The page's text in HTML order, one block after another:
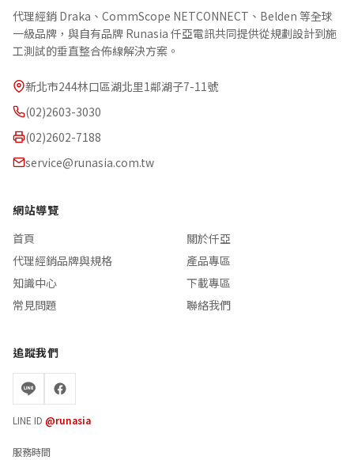
代理經銷 Draka、CommScope NETCONNECT、Belden 等全球
一級品牌，與自有品牌 Runasia 仟亞電訊共同提供從規劃設計到施
工測試的垂直整合佈線解決方案。
新北市244林口區湖北里1鄰湖子7-11號
(02)2603-3030
(02)2602-7188
service@runasia.com.tw
網站導覽
首頁
關於仟亞
代理經銷品牌與規格
產品專區
知識中心
下載專區
常見問題
聯絡我們
追蹤我們
LINE ID @runasia
服務時間